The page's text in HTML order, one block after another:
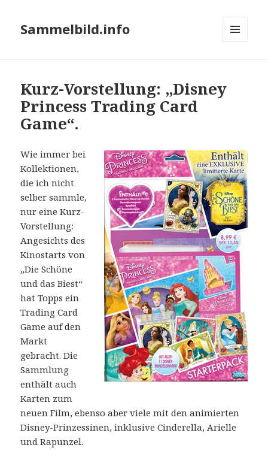
Sammelbild.info
Kurz-Vorstellung: „Disney
Princess Trading Card
Game“.
Wie immer bei
Kollektionen,
die ich nicht
selber sammle,
nur eine Kurz-
Vorstellung:
Angesichts des
Kinostarts von
„Die Schöne
und das Biest“
hat Topps ein
Trading Card
Game auf den
Markt
gebracht. Die
Sammlung
enthält auch
Karten zum
neuen Film, ebenso aber viele mit den animierten
Disney-Prinzessinen, inklusive Cinderella, Arielle
und Rapunzel.